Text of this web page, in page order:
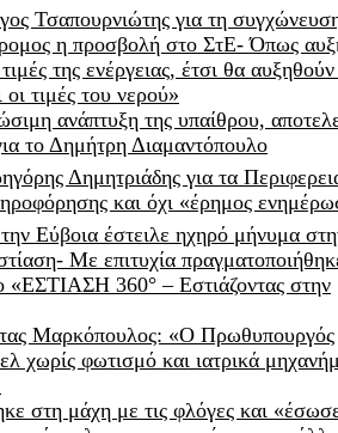
Τσαπουρνιώτης για τη
η προσβολή στο ΣτΕ- Όπως
της ενέργειας, έτσι θα
τιμές του νερού»
ανάπτυξη της υπαίθρου,
το Δημήτρη Διαμαντόπουλο
Δημητριάδης για τα
και όχι «έρημος
Εύβοια έστειλε ηχηρό μήνυμα
Με επιτυχία
«ΕΣΤΙΑΣΗ 360° – Εστιάζοντας στην
Μαρκόπουλος: «Ο Πρωθυπουργός
χωρίς φωτισμό και ιατρικά
στη μάχη με τις φλόγες και